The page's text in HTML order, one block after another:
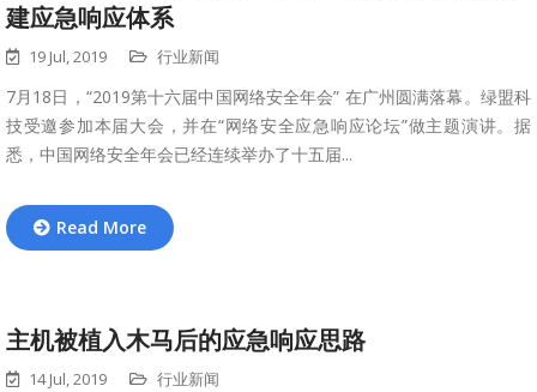
建应急响应体系
19 Jul, 2019 行业新闻
7月18日，“2019第十六届中国网络安全年会” 在广州圆满落幕。绿盟科
技受邀参加本届大会，并在“网络安全应急响应论坛”做主题演讲。据
悉，中国网络安全年会已经连续举办了十五届...
Read More
主机被植入木马后的应急响应思路
14 Jul, 2019 行业新闻